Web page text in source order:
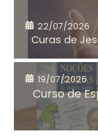
CEMA
22/07/2026
Curas de
19/07/2026
Curso de